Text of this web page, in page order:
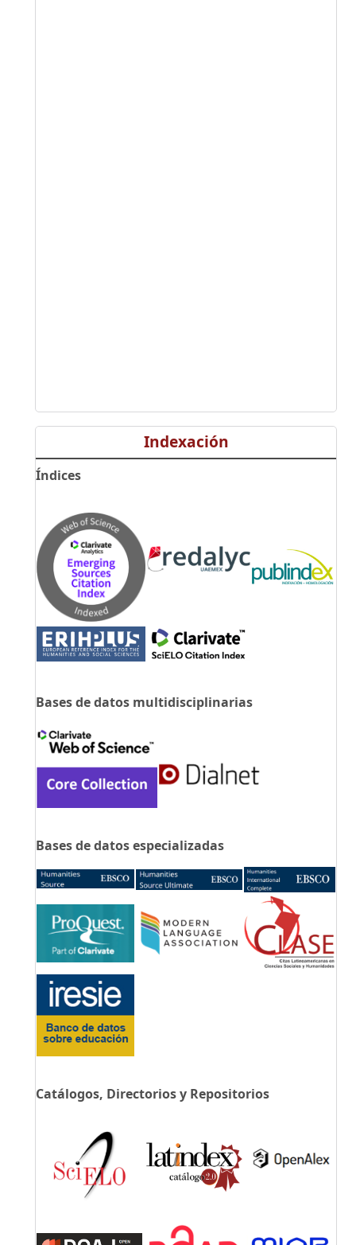
Indexación
Índices
Bases de datos multidisciplinarias
Bases de datos especializadas
Catálogos, Directorios y Repositorios